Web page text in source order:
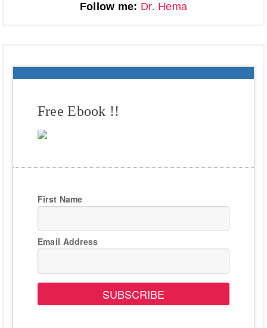
Follow me: Dr. Hema
Free Ebook !!
First Name
Email Address
SUBSCRIBE